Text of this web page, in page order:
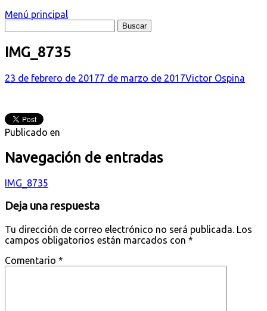
Menú principal
IMG_8735
23 de febrero de 20177 de marzo de 2017Victor Ospina
Publicado en
Navegación de entradas
IMG_8735
Deja una respuesta
Tu dirección de correo electrónico no será publicada. Los
campos obligatorios están marcados con *
Comentario *